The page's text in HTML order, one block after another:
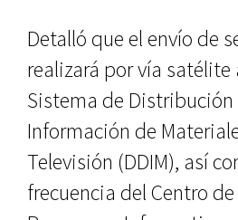
Detalló que el envío de
realizará por vía satélite
Sistema de
Información de
Televisión (DDIM), así
frecuencia del Centro